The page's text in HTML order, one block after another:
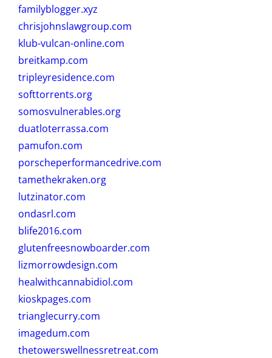
familyblogger.xyz
chrisjohnslawgroup.com
klub-vulcan-online.com
breitkamp.com
tripleyresidence.com
softtorrents.org
somosvulnerables.org
duatloterrassa.com
pamufon.com
porscheperformancedrive.com
tamethekraken.org
lutzinator.com
ondasrl.com
blife2016.com
glutenfreesnowboarder.com
lizmorrowdesign.com
healwithcannabidiol.com
kioskpages.com
trianglecurry.com
imagedum.com
thetowerswellnessretreat.com